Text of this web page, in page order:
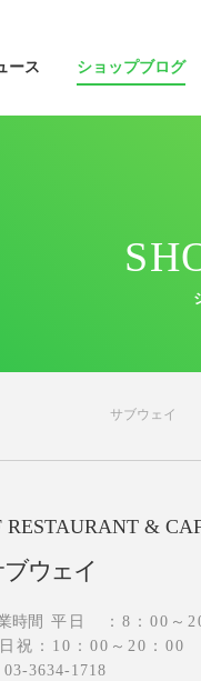
ース ショップブログ
サブウェイ
RESTAURANT &
ウェイ
時間 平日 ：8：00～
祝：10：00～20：00
03-3634-1718